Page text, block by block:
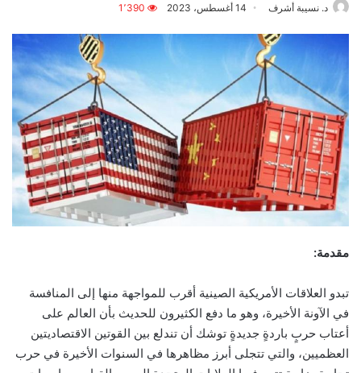
د. نسيبة أشرف 14 أغسطس، 2023 1٬390
مقدمة:
تبدو العلاقات الأمريكية الصينية أقرب للمواجهة منها إلى المنافسة
في الآونة الأخيرة، وهو ما دفع الكثيرون للحديث بأن العالم على
أعتاب حربٍ باردةٍ جديدةٍ توشك أن تندلع بين القوتين الاقتصاديتين
العظميين، والتي تتجلى أبرز مظاهرها في السنوات الأخيرة في حرب